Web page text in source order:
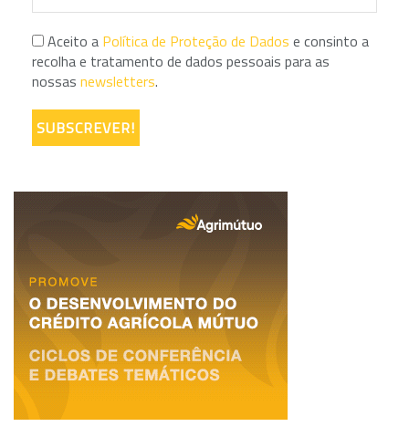
Aceito a Política de Proteção de Dados e consinto a
recolha e tratamento de dados pessoais para as
nossas newsletters.